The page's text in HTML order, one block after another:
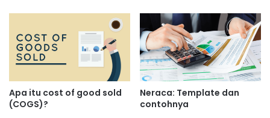
Apa itu cost of good sold
(COGS)?
Neraca: Template dan
contohnya